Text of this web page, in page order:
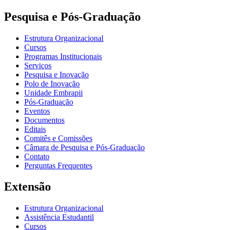
Pesquisa e Pós-Graduação
Estrutura Organizacional
Cursos
Programas Institucionais
Serviços
Pesquisa e Inovação
Polo de Inovação
Unidade Embrapii
Pós-Graduação
Eventos
Documentos
Editais
Comitês e Comissões
Câmara de Pesquisa e Pós-Graduação
Contato
Perguntas Frequentes
Extensão
Estrutura Organizacional
Assistência Estudantil
Cursos